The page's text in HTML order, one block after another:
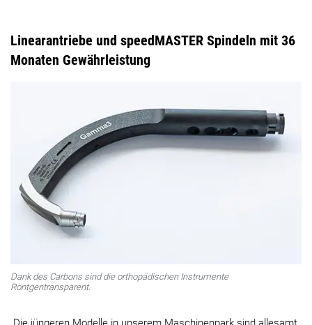
Linearantriebe und speedMASTER Spindeln mit 36
Monaten Gewährleistung
Dank des Carbons sind die orthopädischen Instrumente
Röntgentransparent.